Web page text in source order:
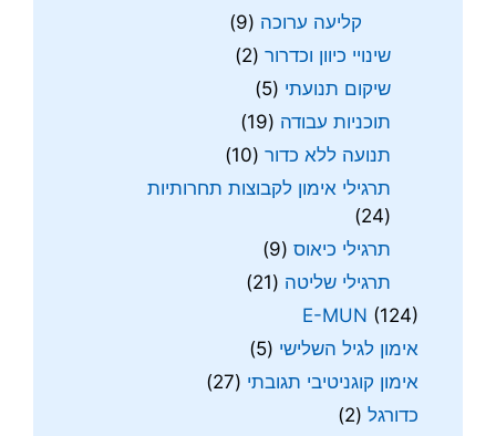
קליעה ערוכה (9)
שינויי כיוון וכדרור (2)
שיקום תנועתי (5)
תוכניות עבודה (19)
תנועה ללא כדור (10)
תרגילי אימון לקבוצות תחרותיות
(24)
תרגילי כיאוס (9)
תרגילי שליטה (21)
E-MUN (124)
אימון לגיל השלישי (5)
אימון קוגניטיבי תגובתי (27)
כדורגל (2)